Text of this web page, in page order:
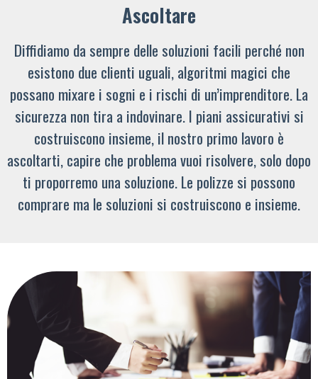
Ascoltare
Diffidiamo da sempre delle soluzioni facili perché non
esistono due clienti uguali, algoritmi magici che
possano mixare i sogni e i rischi di un’imprenditore. La
sicurezza non tira a indovinare. I piani assicurativi si
costruiscono insieme, il nostro primo lavoro è
ascoltarti, capire che problema vuoi risolvere, solo dopo
ti proporremo una soluzione. Le polizze si possono
comprare ma le soluzioni si costruiscono e insieme.